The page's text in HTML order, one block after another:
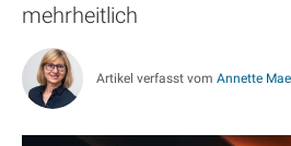
mehrheitlich
Artikel verfasst vom Annette